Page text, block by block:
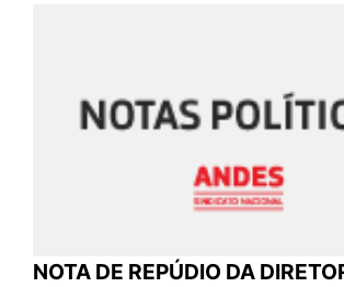
NOTA DE REPÚDIO DA